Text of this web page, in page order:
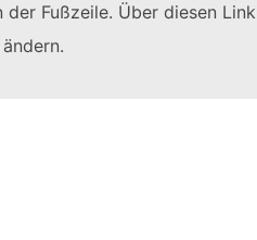
Fußzeile. Über diesen Link